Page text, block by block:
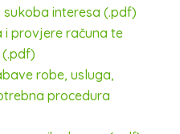
interesa (.pdf)
i provjere računa te
robe, usluga,
procedura